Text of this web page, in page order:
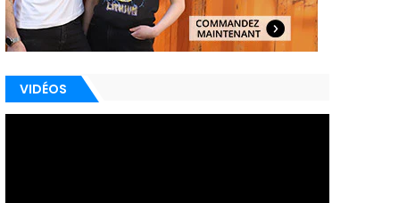
VIDÉOS